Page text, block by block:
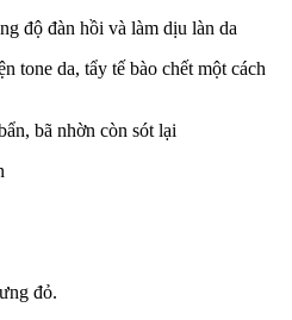
độ đàn hồi và làm dịu làn da
tone da, tẩy tế bào chết một cách
bã nhờn còn sót lại
đỏ.